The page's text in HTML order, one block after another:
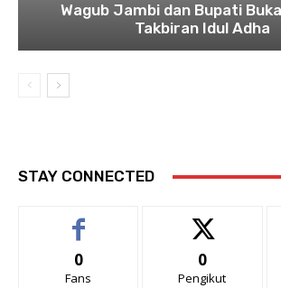
Wagub Jambi dan Bupati
Takbiran Idul Adha
STAY CONNECTED
0
Fans
0
Pengikut